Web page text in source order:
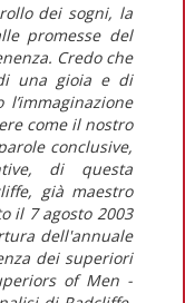
dei sogni, la
promesse del
Credo che
una gioia e di
come il nostro
conclusive,
di questa
già maestro
il 7 agosto 2003
dell'annuale
dei superiori
of Men -